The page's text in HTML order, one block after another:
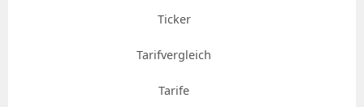
Ticker
Tarifvergleich
Tarife